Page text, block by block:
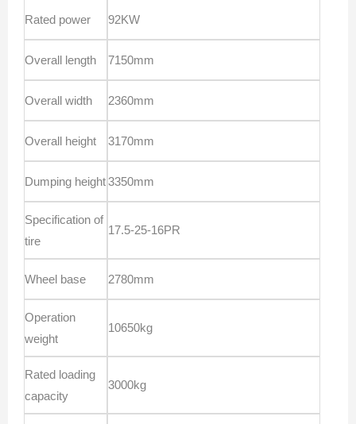
Rated power 92KW
Overall length 7150mm
Overall width 2360mm
Overall height 3170mm
Dumping height3350mm
Specification of
tire
17.5-25-16PR
Wheel base 2780mm
Operation
weight
10650kg
Rated loading
capacity
3000kg